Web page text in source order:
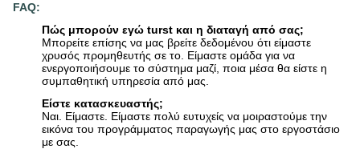
FAQ:
Πώς μπορούν εγώ turst και η διαταγή από σας;
Μπορείτε επίσης να μας βρείτε δεδομένου ότι είμαστε
χρυσός προμηθευτής σε το. Είμαστε ομάδα για να
ενεργοποιήσουμε το σύστημα μαζί, ποια μέσα θα είστε η
συμπαθητική υπηρεσία από μας.
Είστε κατασκευαστής;
Ναι. Είμαστε. Είμαστε πολύ ευτυχείς να μοιραστούμε την
εικόνα του προγράμματος παραγωγής μας στο εργοστάσιο
με σας.